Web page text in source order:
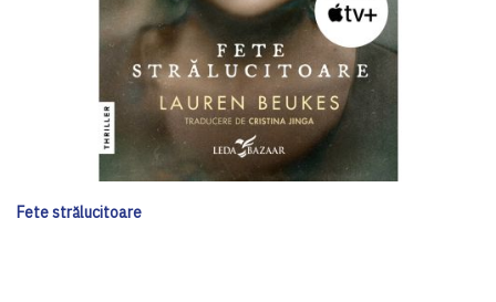
Fete strălucitoare